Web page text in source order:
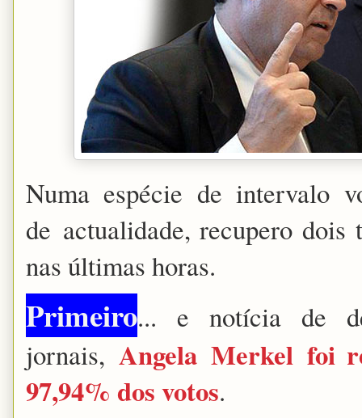
Numa espécie de intervalo
de actualidade, recupero dois
nas últimas horas.
Primeiro... e notícia de
jornais, AngelaMerkel foi
97,94% dos votos.